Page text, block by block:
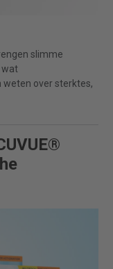
slimme
wat
over sterktes,